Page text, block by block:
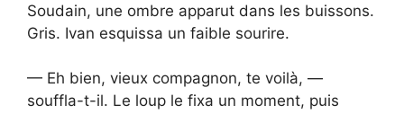
Soudain, une ombre apparut dans les buissons.
Gris. Ivan esquissa un faible sourire.
— Eh bien, vieux compagnon, te voilà, —
souffla-t-il. Le loup le fixa un moment, puis